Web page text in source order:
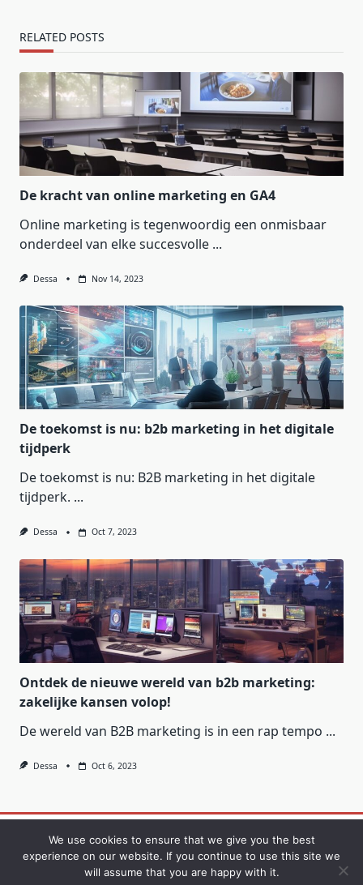
RELATED POSTS
De kracht van online marketing en GA4
Online marketing is tegenwoordig een onmisbaar
onderdeel van elke succesvolle ...
Dessa Nov 14, 2023
De toekomst is nu: b2b marketing in het digitale
tijdperk
De toekomst is nu: B2B marketing in het digitale
tijdperk. ...
Dessa Oct 7, 2023
Ontdek de nieuwe wereld van b2b marketing:
zakelijke kansen volop!
De wereld van B2B marketing is in een rap tempo ...
Dessa Oct 6, 2023
Contact Privacybeleid
Copyright © 2026Yuki Blogger Theme Designed By
We use cookies to ensure that we give you the best
experience on our website. If you continue to use this site we
will assume that you are happy with it.